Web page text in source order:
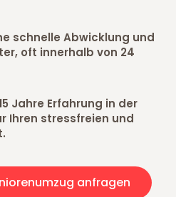
schnelle Abwicklung und
oft innerhalb von 24
Jahre Erfahrung in der
Ihren stressfreien und
anfragen